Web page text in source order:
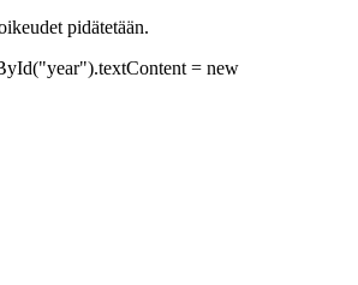
pidätetään.
= new